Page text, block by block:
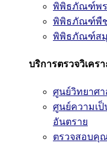
พิพิธภัณฑ์พร
พิพิธภัณฑ์พื
พิพิธภัณฑ์ส
บริการตรวจวิเคร
ศูนย์วิทยาศ
ศูนย์ความเป็
อันตราย
ตรวจสอบคุ